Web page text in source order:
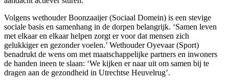
Volgens wethouder Boonzaaijer (Sociaal Domein) is een stevige
sociale basis en samenhang in de dorpen belangrijk. ‘Samen leven
met elkaar en elkaar helpen zorgt er voor dat mensen zich
gelukkiger en gezonder voelen.’ Wethouder Oyevaar (Sport)
benadrukt de wens om met maatschappelijke partners en inwoners
de handen ineen te slaan: ‘We kijken er naar uit om samen bij te
dragen aan de gezondheid in Utrechtse Heuvelrug’.